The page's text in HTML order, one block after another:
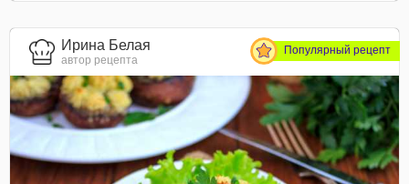
Ирина Белая
автор рецепта
Популярный рецепт